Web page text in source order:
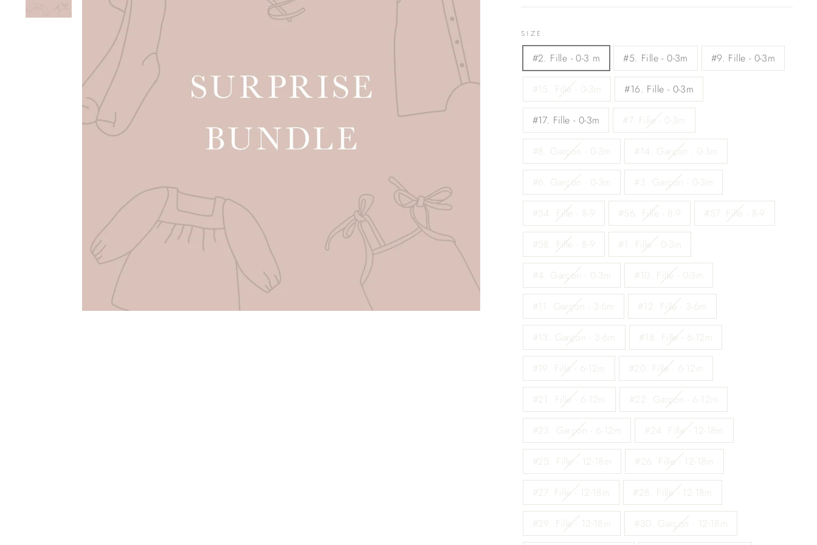
SIZE
#2. Fille - 0-3 m #5. Fille - 0-3m #9. Fille - 0-3m
#15. Fille - 0-3m #16. Fille - 0-3m
#17. Fille - 0-3m #7. Fille - 0-3m
#8. Garçon - 0-3m #14. Garçon - 0-3m
#6. Garçon - 0-3m #3. Garçon - 0-3m
#54. Fille - 8-9 #56. Fille - 8-9 #57. Fille - 8-9
#58. Fille - 8-9 #1. Fille - 0-3m
#4. Garçon - 0-3m #10. Fille - 0-3m
#11. Garçon - 3-6m #12. Fille - 3-6m
#13. Garçon - 3-6m #18. Fille - 6-12m
#19. Fille - 6-12m #20. Fille - 6-12m
#21. Fille - 6-12m #22. Garçon - 6-12m
#23. Garçon - 6-12m #24. Fille - 12-18m
#25. Fille - 12-18m #26. Fille - 12-18m
#27. Fille - 12-18m #28. Fille - 12-18m
#29. Fille - 12-18m #30. Garçon - 12-18m